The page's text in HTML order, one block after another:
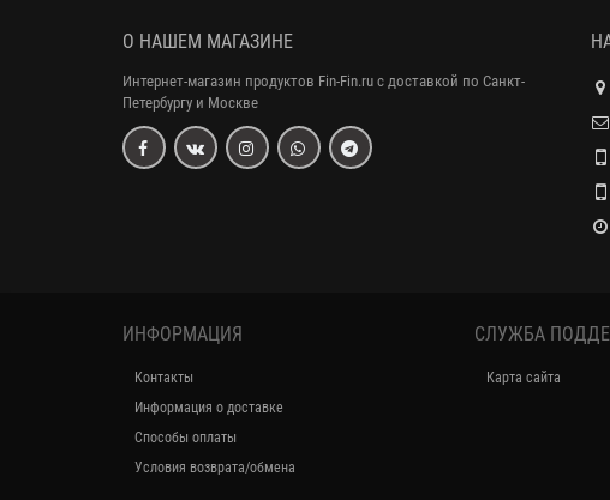
О НАШЕМ МАГАЗИНЕ
Интернет-магазин продуктов Fin-Fin.ru с доставкой по Санкт-
Петербургу и Москве
ИНФОРМАЦИЯ
Контакты
Информация о доставке
Способы оплаты
Условия возврата/обмена
СЛУЖБА
Карта сайта